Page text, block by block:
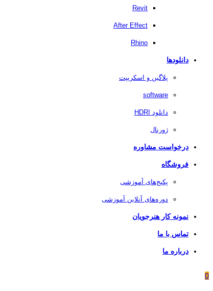
Revit
After Effect
Rhino
دانلودها
پلاگین و اسکریپت
software
دانلود HDRI
ژورنال
درخواست مشاوره
فروشگاه
پکیج‌های آموزشی
دوره‌های آنلاین آموزشی
نمونه کار هنرجویان
تماس با ما
درباره ما
0